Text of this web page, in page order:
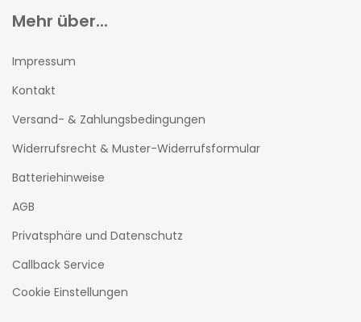
Mehr über...
Impressum
Kontakt
Versand- & Zahlungsbedingungen
Widerrufsrecht & Muster-Widerrufsformular
Batteriehinweise
AGB
Privatsphäre und Datenschutz
Callback Service
Cookie Einstellungen